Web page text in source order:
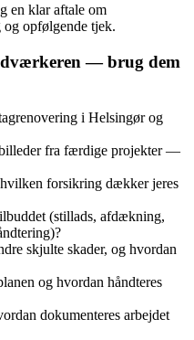
en klar aftale om
opfølgende tjek.
— brug dem
i Helsingør og
fra færdige projekter —
forsikring dækker jeres
(stillads, afdækning,
skjulte skader, og hvordan
og hvordan håndteres
dokumenteres arbejdet